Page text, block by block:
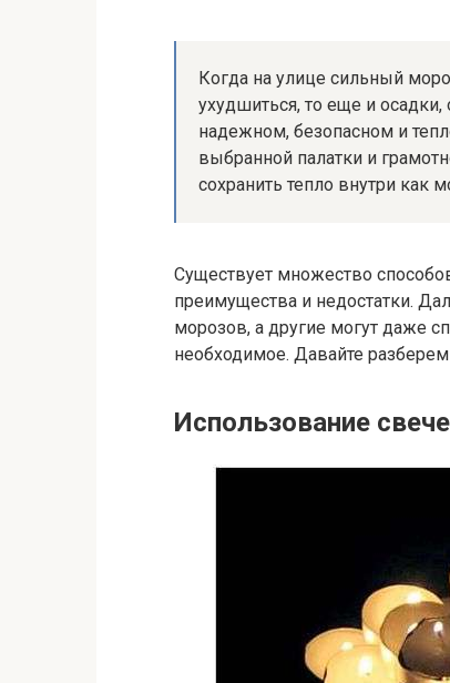
Когда на улице сильный
ухудшиться, то еще и
надежном, безопасном и
выбранной палатки и
сохранить тепло внутри как
Существует множество
преимущества и недостатки.
морозов, а другие могут даже
необходимое. Давайте
Использование